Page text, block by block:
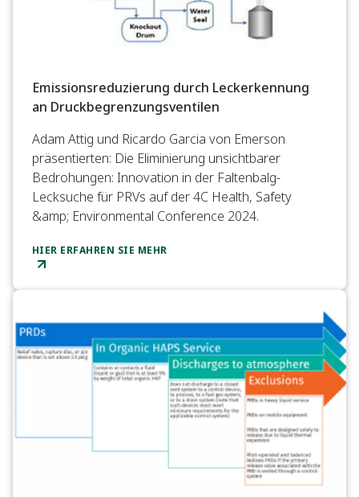
Emissionsreduzierung durch Leckerkennung
an Druckbegrenzungsventilen
Adam Attig und Ricardo Garcia von Emerson
präsentierten: Die Eliminierung unsichtbarer
Bedrohungen: Innovation in der Faltenbalg-
Lecksuche für PRVs auf der 4C Health, Safety
&amp; Environmental Conference 2024.
HIER ERFAHREN SIE MEHR